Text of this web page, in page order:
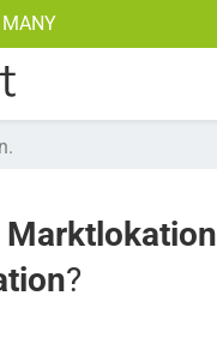
MANY
Marktlokation
?